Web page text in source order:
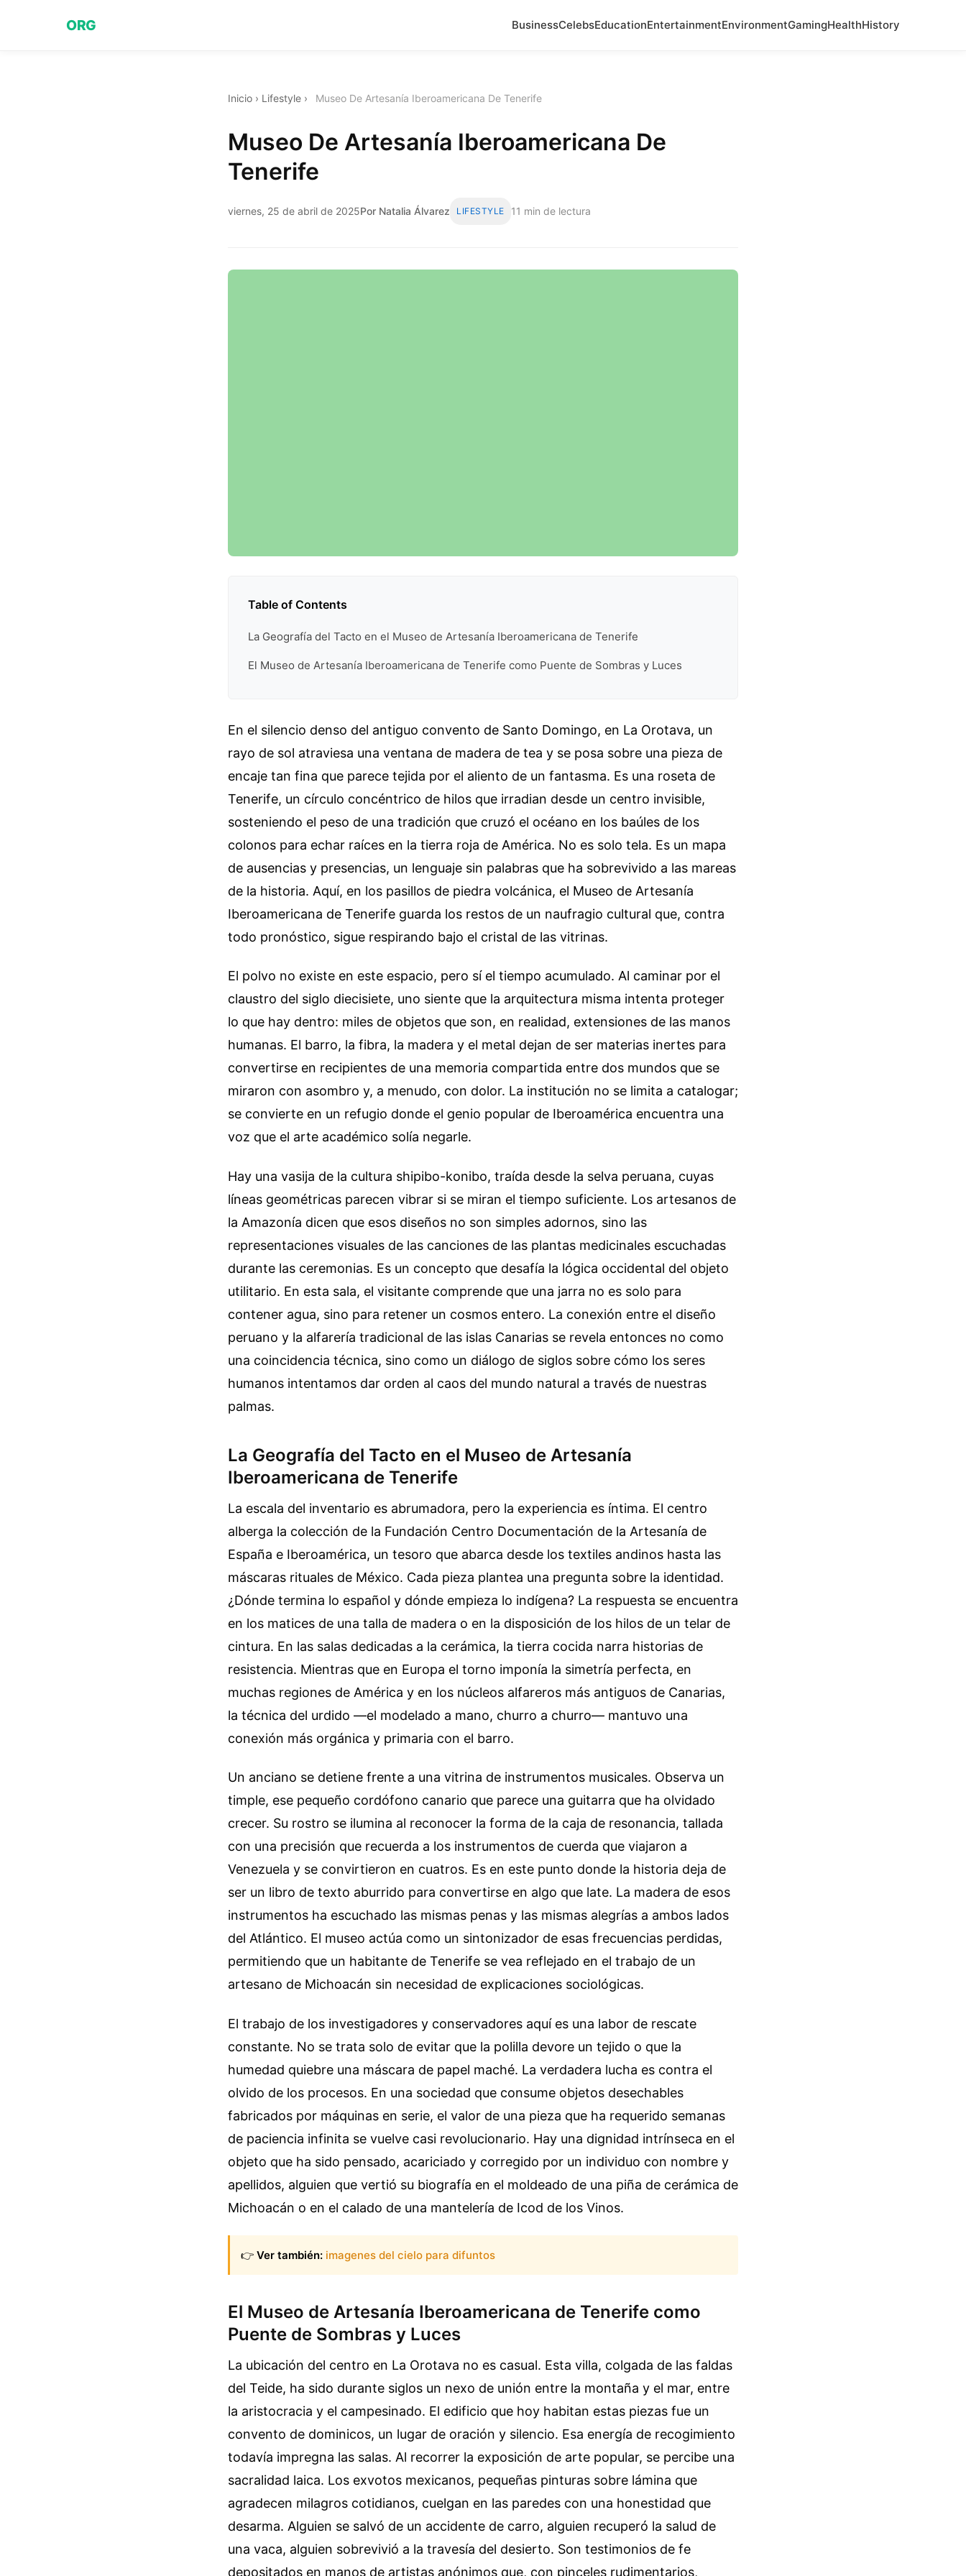
ORG BusinessCelebsEducationEntertainmentEnvironmentGamingHealthHistory
Inicio › Lifestyle › Museo De Artesanía Iberoamericana De Tenerife
Museo De Artesanía Iberoamericana De
Tenerife
viernes, 25 de abril de 2025Por Natalia Álvarez LIFESTYLE 11 min de lectura
Table of Contents
La Geografía del Tacto en el Museo de Artesanía Iberoamericana de Tenerife
El Museo de Artesanía Iberoamericana de Tenerife como Puente de Sombras y Luces
En el silencio denso del antiguo convento de Santo Domingo, en La Orotava, un
rayo de sol atraviesa una ventana de madera de tea y se posa sobre una pieza de
encaje tan fina que parece tejida por el aliento de un fantasma. Es una roseta de
Tenerife, un círculo concéntrico de hilos que irradian desde un centro invisible,
sosteniendo el peso de una tradición que cruzó el océano en los baúles de los
colonos para echar raíces en la tierra roja de América. No es solo tela. Es un mapa
de ausencias y presencias, un lenguaje sin palabras que ha sobrevivido a las mareas
de la historia. Aquí, en los pasillos de piedra volcánica, el Museo de Artesanía
Iberoamericana de Tenerife guarda los restos de un naufragio cultural que, contra
todo pronóstico, sigue respirando bajo el cristal de las vitrinas.
El polvo no existe en este espacio, pero sí el tiempo acumulado. Al caminar por el
claustro del siglo diecisiete, uno siente que la arquitectura misma intenta proteger
lo que hay dentro: miles de objetos que son, en realidad, extensiones de las manos
humanas. El barro, la fibra, la madera y el metal dejan de ser materias inertes para
convertirse en recipientes de una memoria compartida entre dos mundos que se
miraron con asombro y, a menudo, con dolor. La institución no se limita a catalogar;
se convierte en un refugio donde el genio popular de Iberoamérica encuentra una
voz que el arte académico solía negarle.
Hay una vasija de la cultura shipibo-konibo, traída desde la selva peruana, cuyas
líneas geométricas parecen vibrar si se miran el tiempo suficiente. Los artesanos de
la Amazonía dicen que esos diseños no son simples adornos, sino las
representaciones visuales de las canciones de las plantas medicinales escuchadas
durante las ceremonias. Es un concepto que desafía la lógica occidental del objeto
utilitario. En esta sala, el visitante comprende que una jarra no es solo para
contener agua, sino para retener un cosmos entero. La conexión entre el diseño
peruano y la alfarería tradicional de las islas Canarias se revela entonces no como
una coincidencia técnica, sino como un diálogo de siglos sobre cómo los seres
humanos intentamos dar orden al caos del mundo natural a través de nuestras
palmas.
La Geografía del Tacto en el Museo de Artesanía
Iberoamericana de Tenerife
La escala del inventario es abrumadora, pero la experiencia es íntima. El centro
alberga la colección de la Fundación Centro Documentación de la Artesanía de
España e Iberoamérica, un tesoro que abarca desde los textiles andinos hasta las
máscaras rituales de México. Cada pieza plantea una pregunta sobre la identidad.
¿Dónde termina lo español y dónde empieza lo indígena? La respuesta se encuentra
en los matices de una talla de madera o en la disposición de los hilos de un telar de
cintura. En las salas dedicadas a la cerámica, la tierra cocida narra historias de
resistencia. Mientras que en Europa el torno imponía la simetría perfecta, en
muchas regiones de América y en los núcleos alfareros más antiguos de Canarias,
la técnica del urdido —el modelado a mano, churro a churro— mantuvo una
conexión más orgánica y primaria con el barro.
Un anciano se detiene frente a una vitrina de instrumentos musicales. Observa un
timple, ese pequeño cordófono canario que parece una guitarra que ha olvidado
crecer. Su rostro se ilumina al reconocer la forma de la caja de resonancia, tallada
con una precisión que recuerda a los instrumentos de cuerda que viajaron a
Venezuela y se convirtieron en cuatros. Es en este punto donde la historia deja de
ser un libro de texto aburrido para convertirse en algo que late. La madera de esos
instrumentos ha escuchado las mismas penas y las mismas alegrías a ambos lados
del Atlántico. El museo actúa como un sintonizador de esas frecuencias perdidas,
permitiendo que un habitante de Tenerife se vea reflejado en el trabajo de un
artesano de Michoacán sin necesidad de explicaciones sociológicas.
El trabajo de los investigadores y conservadores aquí es una labor de rescate
constante. No se trata solo de evitar que la polilla devore un tejido o que la
humedad quiebre una máscara de papel maché. La verdadera lucha es contra el
olvido de los procesos. En una sociedad que consume objetos desechables
fabricados por máquinas en serie, el valor de una pieza que ha requerido semanas
de paciencia infinita se vuelve casi revolucionario. Hay una dignidad intrínseca en el
objeto que ha sido pensado, acariciado y corregido por un individuo con nombre y
apellidos, alguien que vertió su biografía en el moldeado de una piña de cerámica de
Michoacán o en el calado de una mantelería de Icod de los Vinos.
👉 Ver también: imagenes del cielo para difuntos
El Museo de Artesanía Iberoamericana de Tenerife como
Puente de Sombras y Luces
La ubicación del centro en La Orotava no es casual. Esta villa, colgada de las faldas
del Teide, ha sido durante siglos un nexo de unión entre la montaña y el mar, entre
la aristocracia y el campesinado. El edificio que hoy habitan estas piezas fue un
convento de dominicos, un lugar de oración y silencio. Esa energía de recogimiento
todavía impregna las salas. Al recorrer la exposición de arte popular, se percibe una
sacralidad laica. Los exvotos mexicanos, pequeñas pinturas sobre lámina que
agradecen milagros cotidianos, cuelgan en las paredes con una honestidad que
desarma. Alguien se salvó de un accidente de carro, alguien recuperó la salud de
una vaca, alguien sobrevivió a la travesía del desierto. Son testimonios de fe
depositados en manos de artistas anónimos que, con pinceles rudimentarios,